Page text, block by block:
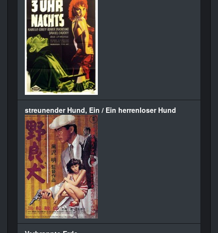
streunender Hund, Ein / Ein herrenloser Hund